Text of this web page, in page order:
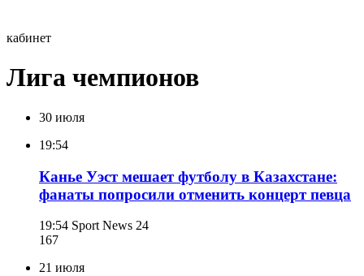
кабинет
Лига чемпионов
30 июля
19:54
Канье Уэст мешает футболу в Казахстане:
фанаты попросили отменить концерт певца
19:54 Sport News 24
167
21 июля